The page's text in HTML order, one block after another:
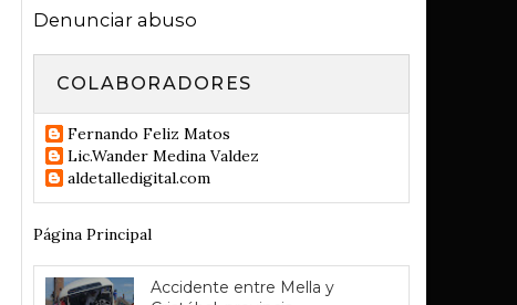
Denunciar abuso
COLABORADORES
Fernando Feliz Matos
Lic.Wander Medina Valdez
aldetalledigital.com
Página Principal
Accidente entre Mella y